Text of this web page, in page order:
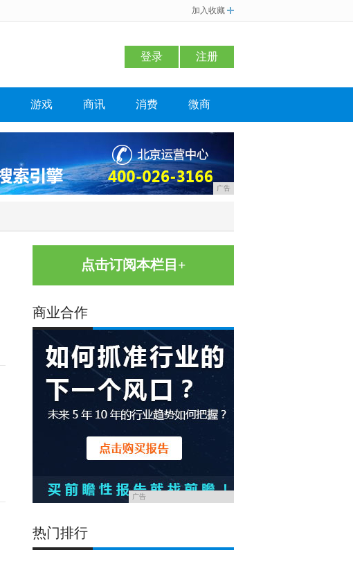
加入收藏
登录 注册
游戏 商讯 消费 微商
广告
点击订阅本栏目+
商业合作
广告
热门排行